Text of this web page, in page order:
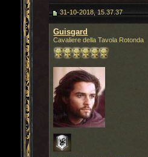
31-10-2018, 15.37.37
Guisgard
Cavaliere della Tavola Rotonda